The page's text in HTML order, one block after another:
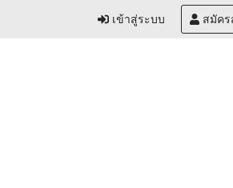
เข้าสู่ระบบ สมัค